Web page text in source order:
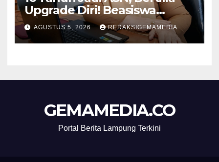
Upgrade Diri! Beasiswa
Pemkot Bandar Lampung
Antar Kuliah S2 Jalur RPL
Magister Manajemen IIB
AGUSTUS 5, 2026 REDAKSIGEMAMEDIA
GEMAMEDIA.CO
Portal Berita Lampung Terkini